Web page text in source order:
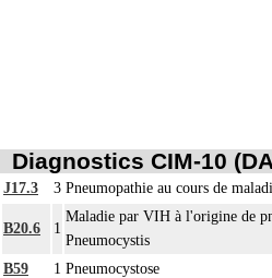
Diagnostics CIM-10
J17.3 3 Pneumopathie au cours de
B20.6 1
Maladie par VIH à l'origine de
Pneumocystis
B59
1 Pneumocystose